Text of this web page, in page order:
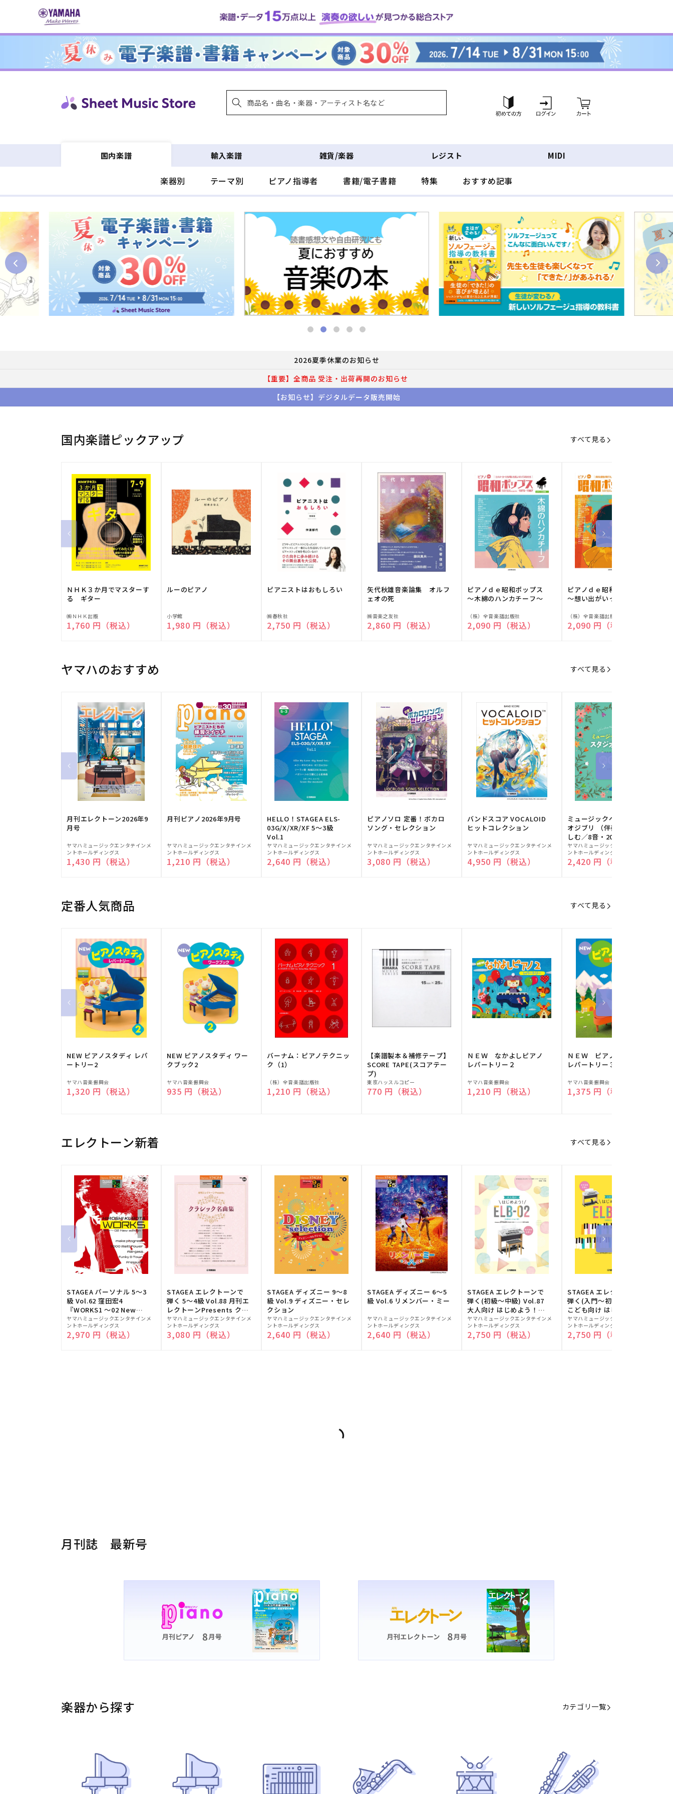
ンツに
グ
イ
ー
ト
国内楽譜
楽器別 テーマ別 ピアノ指導者 書籍/電子書籍 特集 おすすめ記事
輸入楽譜 雑貨/楽器 レジスト MIDI
2026夏季休業のお知らせ
【重要】全商品 受注・出荷再開のお知らせ
【お知らせ】デジタルデータ販売開始
国内楽譜ピックアップ すべて見る
ＮＨＫ３か月でマスターす
る ギター
販
売
㈱ＮＨＫ出版
通常価格
1,760 円（税込）
ルーのピアノ
販
売
小学館
通常価格
1,980 円（税込）
ピアニストはおもしろい
販
売
㈱春秋社
通常価格
2,750 円（税込）
矢代秋雄音楽論集 オルフ
ェオの死
販
売
㈱音楽之友社
通常価格
2,860 円（税込）
ピアノｄｅ昭和ポップス
～木綿のハンカチーフ～
販
売
（株）全音楽譜出版社
通常価格
2,090 円（税込）
ピアノｄｅ昭和ポップス
～想い出がいっぱい～
販
売
（株）全音楽譜出版社
通常価格
2,090 円（税込）
ヤマハのおすすめ すべて見る
月刊エレクトーン2026年9
月号
販
売
元:
ヤマハミュージックエンタテインメ
ントホールディングス
通常価格
1,430 円（税込）
月刊ピアノ2026年9月号
販
売
元:
ヤマハミュージックエンタテインメ
ントホールディングス
通常価格
1,210 円（税込）
HELLO！STAGEA ELS-
03G/X/XR/XF 5～3級
Vol.1
販
売
元:
ヤマハミュージックエンタテインメ
ントホールディングス
通常価格
2,640 円（税込）
ピアノソロ 定番！ボカロ
ソング・セレクション
販
売
元:
ヤマハミュージックエンタテインメ
ントホールディングス
通常価格
3,080 円（税込）
バンドスコア VOCALOID
ヒットコレクション
販
売
元:
ヤマハミュージックエンタテインメ
ントホールディングス
通常価格
4,950 円（税込）
ミュージックベルでスタジ
オジブリ （伴奏音源と楽
しむ／8音・20音ベル対応
／ドレミふりがな付）
販
売
元:
ヤマハミュージックエンタテインメ
ントホールディングス
通常価格
2,420 円（税込）
定番人気商品 すべて見る
NEW ピアノスタディ レパ
ートリー2
販
売
ヤマハ音楽振興会
通常価格
1,320 円（税込）
NEW ピアノスタディ ワー
クブック2
販
売
ヤマハ音楽振興会
通常価格
935 円（税込）
バーナム：ピアノテクニッ
ク（1）
販
売
（株）全音楽譜出版社
通常価格
1,210 円（税込）
【楽譜製本＆補修テープ】
SCORE TAPE(スコアテー
プ)
販
売
東京ハッスルコピー
通常価格
770 円（税込）
ＮＥＷ なかよしピアノ
レパートリー２
販
売
ヤマハ音楽振興会
通常価格
1,210 円（税込）
ＮＥＷ ピアノスタディ
レパートリー３
販
売
ヤマハ音楽振興会
通常価格
1,375 円（税込）
エレクトーン新着 すべて見る
STAGEA パーソナル 5～3
級 Vol.62 窪田宏4
『WORKS1 ～02 New
edition～』
販
売
元:
ヤマハミュージックエンタテインメ
ントホールディングス
通常価格
2,970 円（税込）
STAGEA エレクトーンで
弾く 5～4級 Vol.88 月刊エ
レクトーンPresents クラ
シック名曲集
販
売
元:
ヤマハミュージックエンタテインメ
ントホールディングス
通常価格
3,080 円（税込）
STAGEA ディズニー 9～8
級 Vol.9 ディズニー・セレ
クション
販
売
元:
ヤマハミュージックエンタテインメ
ントホールディングス
通常価格
2,640 円（税込）
STAGEA ディズニー 6～5
級 Vol.6 リメンバー・ミー
販
売
元:
ヤマハミュージックエンタテインメ
ントホールディングス
通常価格
2,640 円（税込）
STAGEA エレクトーンで
弾く(初級～中級) Vol.87
大人向け はじめよう！
ELB-02(楽器のトリセツ
付)
販
売
元:
ヤマハミュージックエンタテインメ
ントホールディングス
通常価格
2,750 円（税込）
STAGEA エレクトーンで
弾く(入門～初級) Vol.86
こども向け はじめよう！
ELB-02(楽器のトリセツ
付)
販
売
元:
ヤマハミュージックエンタテインメ
ントホールディングス
通常価格
2,750 円（税込）
月刊誌 最新号
楽器から探す カテゴリ一覧